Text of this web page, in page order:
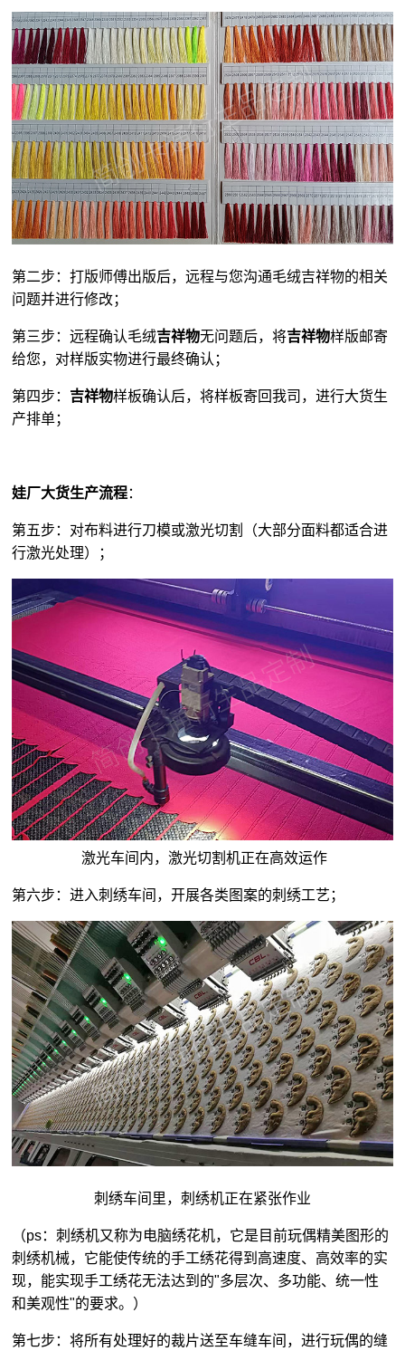
第二步：打版师傅出版后，远程与您沟通毛绒吉祥物的相关
问题并进行修改；
第三步：远程确认毛绒吉祥物无问题后，将吉祥物样版邮寄
给您，对样版实物进行最终确认；
第四步： 吉祥物样板确认后，将样板寄回我司，进行大货生
产排单；
娃厂大货生产流程：
第五步：对布料进行刀模或激光切割（大部分面料都适合进
行激光处理）；
激光车间内，激光切割机正在高效运作
第六步：进入刺绣车间，开展各类图案的刺绣工艺；
刺绣车间里，刺绣机正在紧张作业
（ps：刺绣机又称为电脑绣花机，它是目前玩偶精美图形的
刺绣机械，它能使传统的手工绣花得到高速度、高效率的实
现，能实现手工绣花无法达到的"多层次、多功能、统一性
和美观性"的要求。）
第七步：将所有处理好的裁片送至车缝车间，进行玩偶的缝